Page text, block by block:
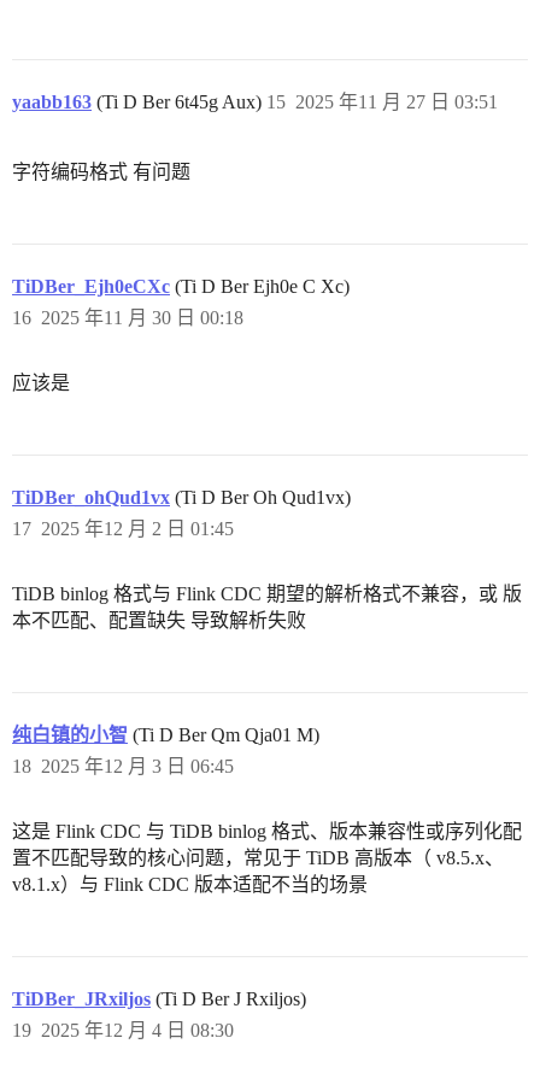
yaabb163 (Ti D Ber 6t45g Aux) 2025 年11 月 27 日 03:51
15
字符编码格式 有问题
TiDBer_Ejh0eCXc (Ti D Ber Ejh0e C Xc)
2025 年11 月 30 日 00:18
16
应该是
TiDBer_ohQud1vx (Ti D Ber Oh Qud1vx)
2025 年12 月 2 日 01:45
17
TiDB binlog 格式与 Flink CDC 期望的解析格式不兼容，或 版
本不匹配、配置缺失 导致解析失败
纯白镇的小智 (Ti D Ber Qm Qja01 M)
2025 年12 月 3 日 06:45
18
这是 Flink CDC 与 TiDB binlog 格式、版本兼容性或序列化配
置不匹配导致的核心问题，常见于 TiDB 高版本（ v8.5.x、
v8.1.x）与 Flink CDC 版本适配不当的场景
TiDBer_JRxiljos (Ti D Ber J Rxiljos)
2025 年12 月 4 日 08:30
19